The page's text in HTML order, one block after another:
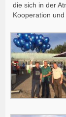
die sich in der
Kooperation